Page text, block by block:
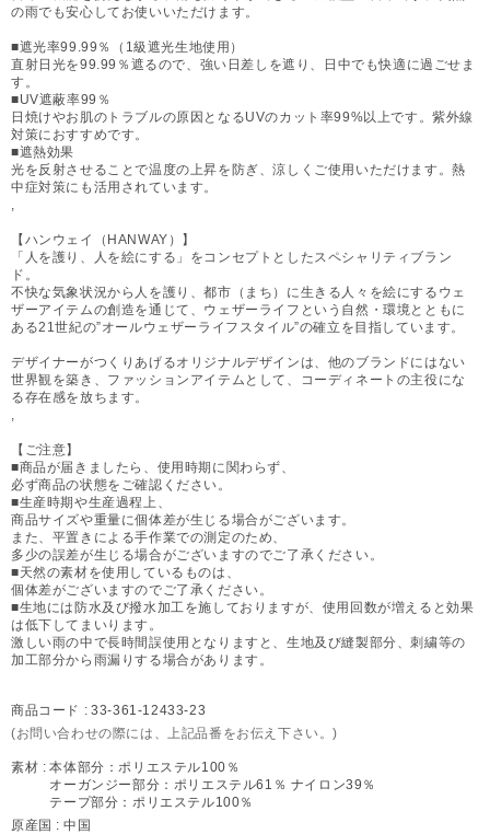
の雨でも安心してお使いいただけます。
■遮光率99.99％（1級遮光生地使用）
直射日光を99.99％遮るので、強い日差しを遮り、日中でも快適に過ごせま
す。
■UV遮蔽率99％
日焼けやお肌のトラブルの原因となるUVのカット率99%以上です。紫外線
対策におすすめです。
■遮熱効果
光を反射させることで温度の上昇を防ぎ、涼しくご使用いただけます。熱
中症対策にも活用されています。
【ハンウェイ（HANWAY）】
「人を護り、人を絵にする」をコンセプトとしたスペシャリティブラン
ド。
不快な気象状況から人を護り、都市（まち）に生きる人々を絵にするウェ
ザーアイテムの創造を通じて、ウェザーライフという自然・環境とともに
ある21世紀の”オールウェザーライフスタイル”の確立を目指しています。
デザイナーがつくりあげるオリジナルデザインは、他のブランドにはない
世界観を築き、ファッションアイテムとして、コーディネートの主役にな
る存在感を放ちます。
【ご注意】
■商品が届きましたら、使用時期に関わらず、
必ず商品の状態をご確認ください。
■生産時期や生産過程上、
商品サイズや重量に個体差が生じる場合がございます。
また、平置きによる手作業での測定のため、
多少の誤差が生じる場合がございますのでご了承ください。
■天然の素材を使用しているものは、
個体差がございますのでご了承ください。
■生地には防水及び撥水加工を施しておりますが、使用回数が増えると効果
は低下してまいります。
激しい雨の中で長時間誤使用となりますと、生地及び縫製部分、刺繍等の
加工部分から雨漏りする場合があります。
商品コード : 33-361-12433-23
(お問い合わせの際には、上記品番をお伝え下さい。)
素材 : 本体部分：ポリエステル100％
オーガンジー部分：ポリエステル61％ ナイロン39％
テープ部分：ポリエステル100％
原産国 : 中国